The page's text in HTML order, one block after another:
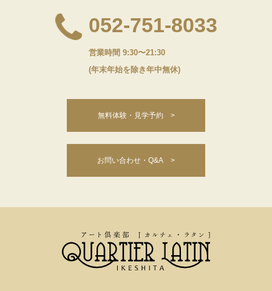
052-751-8033
営業時間 9:30〜21:30
(年末年始を除き年中無休)
無料体験・見学予約 >
お問い合わせ・Q&A >